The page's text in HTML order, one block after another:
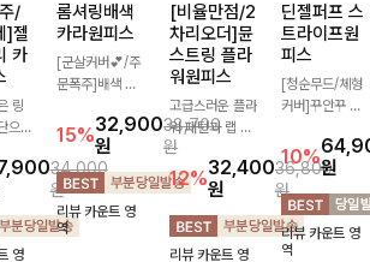
/
]젤
카
링
으로
며
지는
로
히
피
34,000
원
영
롬셔링배색
카라원피스
[군살커버💕/주
문폭주]배색 카
패턴으로 캐주얼
한 무드를 더한
롱 원피스 🖤 셔
링 디테일과 쫀
쫀한 스판 소재
로 편안하면서도
15%32,900
원
38,700
원
리뷰 카운트 영
역
[비율만점/2
차리오더]뮨
스트링 플라
워원피스
고급스러운 플라
워 패턴과 랩 디
자인으로 여성스
러우면서 세련된
분위기를 더해주
며 스트링이 내
장되어있어 슬림
하게 핏을 조절
12%32,400
원
36,800
원
리뷰 카운트 영
딘젤퍼프 스
트라이프원
피스
[청순무드/체형
커버]꾸안꾸 무
볍고 산뜻한 착
용감으로 여름
내내 손이 자주
가는 원피스예
요- 은은한 스트
라이프 패턴과
10%원
리뷰 카운트 영
역